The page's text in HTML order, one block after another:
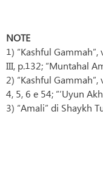
NOTE
1) “Kashful Gammah”,
III, p.132; “Muntahal
2) “Kashful Gammah”,
4, 5, 6 e 54; “‘Uyun
3) “Amali” di Shaykh